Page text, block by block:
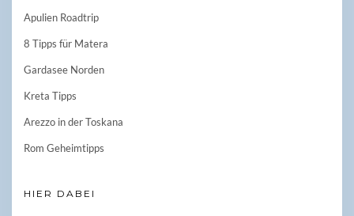
Apulien Roadtrip
8 Tipps für Matera
Gardasee Norden
Kreta Tipps
Arezzo in der Toskana
Rom Geheimtipps
HIER DABEI